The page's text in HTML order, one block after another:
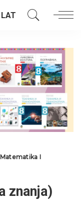
LAT
Matematika I
znanja)